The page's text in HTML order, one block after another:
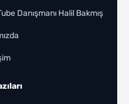
Danışmanı Halil Bakmış